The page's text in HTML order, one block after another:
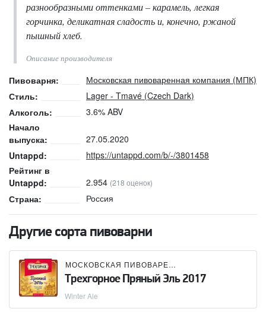
разнообразными оттенками – карамель, легкая
горчинка, деликатная сладость и, конечно, ржаной
пышный хлеб.
Описание производителя
Пивоварня:
Московская пивоваренная компания (МПК)
Стиль:
Lager - Tmavé (Czech Dark)
Алкоголь:
3.6% ABV
Начало
выпуска:
27.05.2020
Untappd:
https://untappd.com/b/-/3801458
Рейтинг в
Untappd:
2.954 (218 оценок)
Страна: Россия
Другие сорта пивоварни
МОСКОВСКАЯ ПИВОВАРЕННАЯ КОМПАНИЯ (МПК)
Трехгорное Пряный Эль 2017
Winter Ale